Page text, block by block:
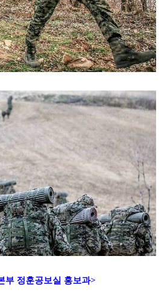
부 정훈공보실 홍보과>